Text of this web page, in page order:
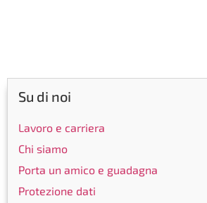
Su di noi
Lavoro e carriera
Chi siamo
Porta un amico e guadagna
Protezione dati